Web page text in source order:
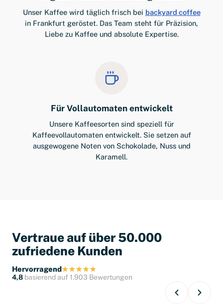
Unser Kaffee wird täglich frisch bei backyard coffee
in Frankfurt geröstet. Das Team steht für Präzision,
Liebe zu Kaffee und absolute Expertise.
Für Vollautomaten entwickelt
Unsere Kaffeesorten sind speziell für
Kaffeevollautomaten entwickelt. Sie setzen auf
ausgewogene Noten von Schokolade, Nuss und
Karamell.
Vertraue auf über 50.000
zufriedene Kunden
Hervorragend
4,8 basierend auf 1.903 Bewertungen